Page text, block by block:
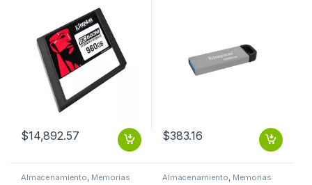
$14,892.57 $383.16
Almacenamiento, Memorias Almacenamiento, Memorias